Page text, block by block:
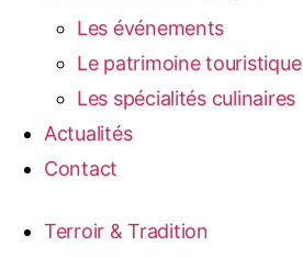
Les événements
Le patrimoine touristique
Les spécialités culinaires
Actualités
Contact
Terroir & Tradition